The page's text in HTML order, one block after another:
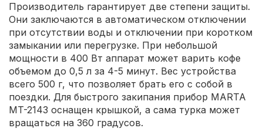
Производитель гарантирует две степени защиты.
Они заключаются в автоматическом отключении
при отсутствии воды и отключении при коротком
замыкании или перегрузке. При небольшой
мощности в 400 Вт аппарат может варить кофе
объемом до 0,5 л за 4-5 минут. Вес устройства
всего 500 г, что позволяет брать его с собой в
поездки. Для быстрого закипания прибор MARTA
MT-2143 оснащен крышкой, а сама турка может
вращаться на 360 градусов.